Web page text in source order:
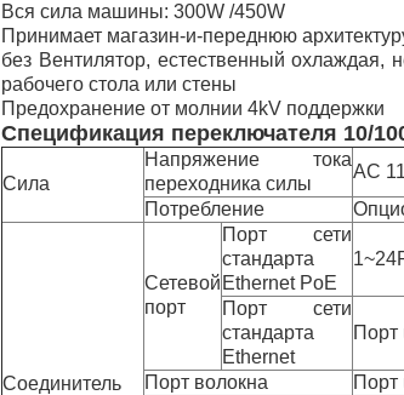
Вся сила машины: 300W /450W
Принимает магазин-и-переднюю
без Вентилятор, естественный охлаждая,
рабочего стола или стены
Предохранение от молнии 4kV поддержки
Спецификация переключателя 10/
Сила
Напряжение тока
переходника силы
AC
Потребление
Соединитель
Сетевой
порт
Порт сети
стандарта
Ethernet PoE
Порт сети
стандарта
Ethernet
Порт
Порт волокна Порт